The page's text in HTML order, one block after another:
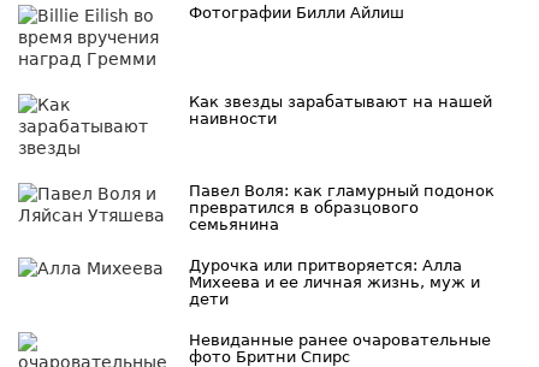
Фотографии Билли Айлиш
Как звезды зарабатывают на нашей
наивности
Павел Воля: как гламурный подонок
превратился в образцового
семьянина
Дурочка или притворяется: Алла
Михеева и ее личная жизнь, муж и
дети
Невиданные ранее очаровательные
фото Бритни Спирс